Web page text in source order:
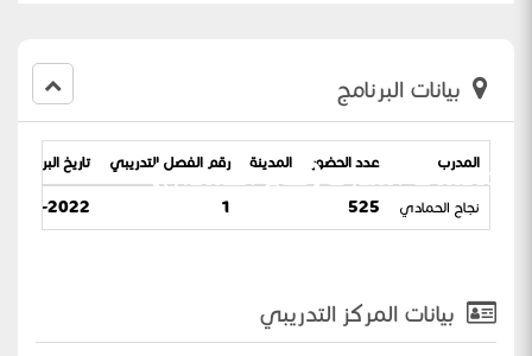
للمعلمات المدربه(نجاح الحمادي)
بيانات البرنامج
المدرب عدد الحضور المدينة رقم الفصل التدريبي تاريخ البرنامج
نجاح الحمادي 525
1
10-2022 / 10-03-1444
بيانات المركز التدريبي